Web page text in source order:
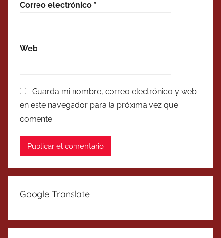
Correo electrónico *
Web
Guarda mi nombre, correo electrónico y web
en este navegador para la próxima vez que
comente.
Google Translate